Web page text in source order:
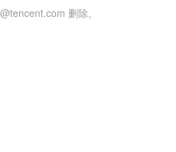
删除。